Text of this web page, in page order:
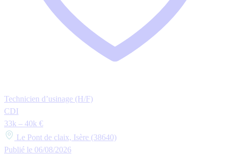
Technicien d’usinage (H/F)
CDI
33k – 40k €
Le Pont de claix, Isère (38640)
Publié le 06/08/2026